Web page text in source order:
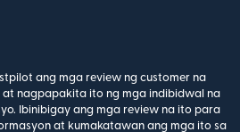
ang mga review ng customer na
nagpapakita ito ng mga indibidwal na
Ibinibigay ang mga review na ito para
at kumakatawan ang mga ito sa